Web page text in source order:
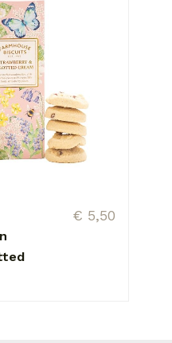
€ 5,50